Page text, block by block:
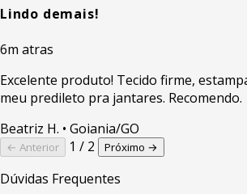
Lindo demais!
6m atras
Excelente produto! Tecido firme,
meu predileto pra jantares. Recomendo.
Beatriz H. • Goiania/GO
← Anterior 1 / 2 Próximo →
Dúvidas Frequentes